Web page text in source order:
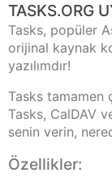
TASKS.ORG
Tasks, popüler
orijinal kaynak
yazılımdır!
Tasks tamamen
Tasks, CalDAV
senin verin,
Özellikler: